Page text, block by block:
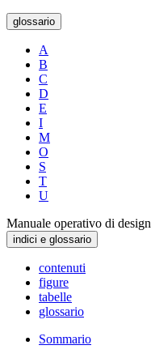
glossario
A
B
C
D
E
I
M
O
S
T
U
Manuale operativo di design
indici e glossario
contenuti
figure
tabelle
glossario
Sommario